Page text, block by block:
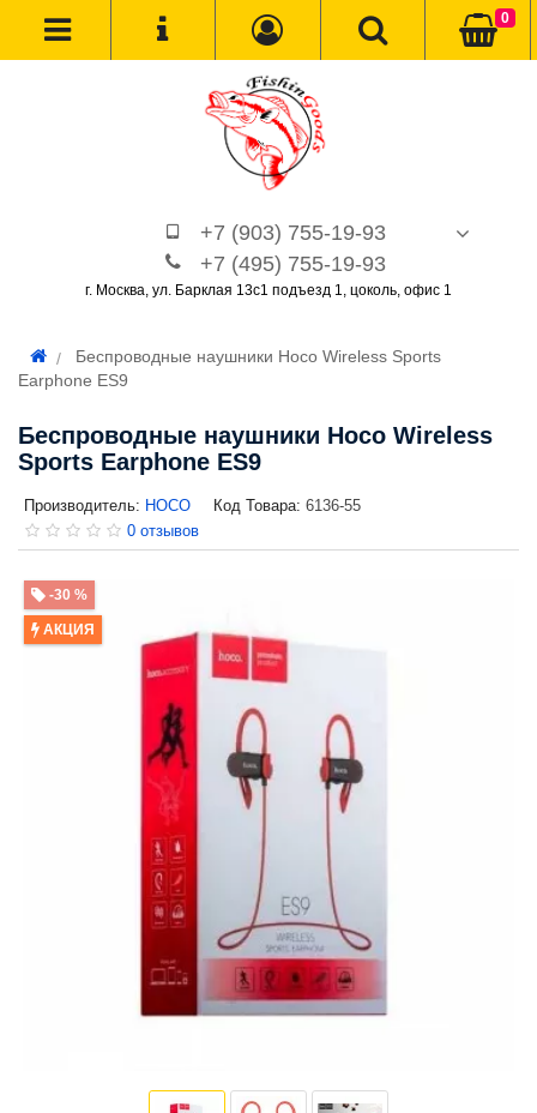
+7 (903) 755-19-93
+7 (495) 755-19-93
г. Москва, ул. Барклая 13с1 подъезд 1, цоколь, офис 1
0
Беспроводные наушники Hoco Wireless Sports
Earphone ES9
Беспроводные наушники Hoco Wireless
Sports Earphone ES9
Производитель: HOCO Код Товара: 6136-55
0 отзывов
-30 %
АКЦИЯ